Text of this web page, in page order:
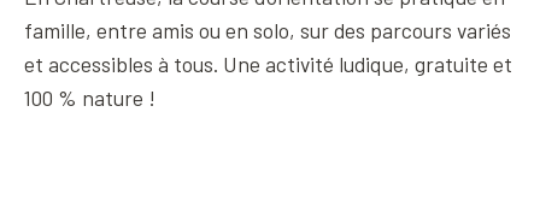
famille, entre amis ou en solo, sur des parcours variés
et accessibles à tous. Une activité ludique, gratuite et
100 % nature !